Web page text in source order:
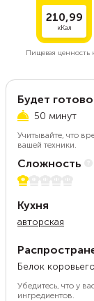
210,99
кКал
Пищевая ценность
Будет готово
50 минут
Учитывайте, что
вашей техники.
Сложность
1 из 5
Кухня
авторская
Белок
Убедитесь, что у
ингредиентов.